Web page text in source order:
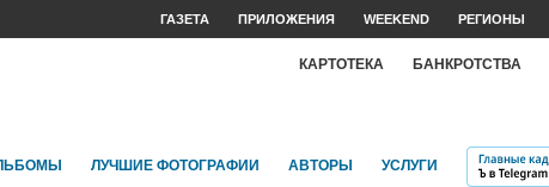
ГАЗЕТА ПРИЛОЖЕНИЯ WEEKEND РЕГИОНЫ
КАРТОТЕКА БАНКРОТСТВА
ЛУЧШИЕ ФОТОГРАФИИ АВТОРЫ УСЛУГИ